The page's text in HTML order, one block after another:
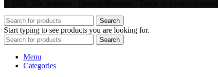
Search
Start typing to see products you are looking for.
Search
Menu
Categories